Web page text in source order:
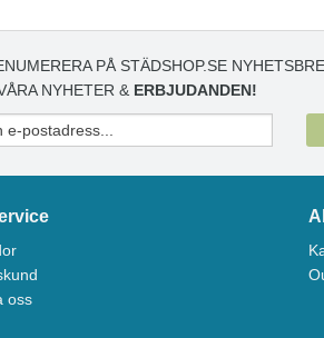
PÅ STÄDSHOP.SE
NYHETER & ERBJUDANDEN!
oss